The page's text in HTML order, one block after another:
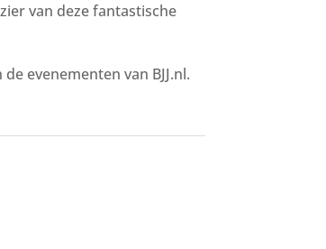
van deze fantastische
evenementen van BJJ.nl.